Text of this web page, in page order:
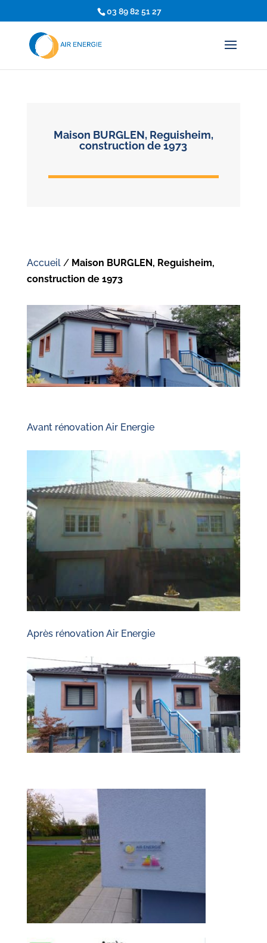
03 89 82 51 27
Maison BURGLEN, Reguisheim,
construction de 1973
Accueil/ Maison BURGLEN, Reguisheim,
construction de 1973
Avant rénovation Air Energie
Après rénovation Air Energie